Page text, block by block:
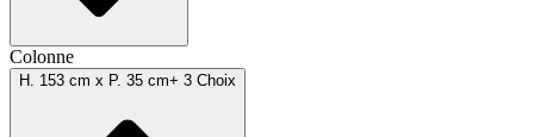
Colonne
H. 153 cm x P. 35 cm+ 3 Choix